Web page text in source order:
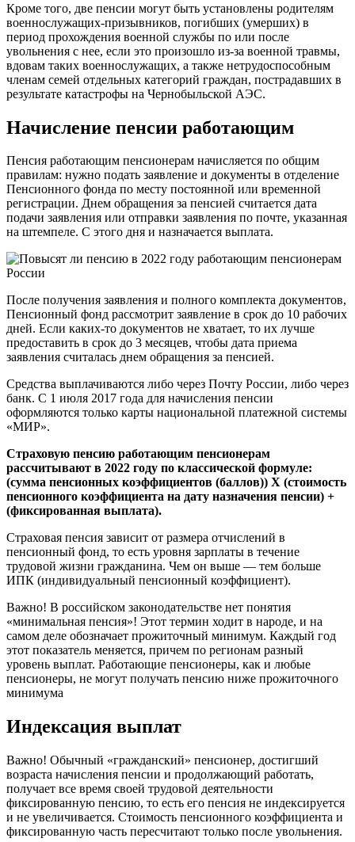
Кроме того, две пенсии могут быть установлены родителям
военнослужащих-призывников, погибших (умерших) в
период прохождения военной службы по или после
увольнения с нее, если это произошло из-за военной травмы,
вдовам таких военнослужащих, а также нетрудоспособным
членам семей отдельных категорий граждан, пострадавших в
результате катастрофы на Чернобыльской АЭС.
Начисление пенсии работающим
Пенсия работающим пенсионерам начисляется по общим
правилам: нужно подать заявление и документы в отделение
Пенсионного фонда по месту постоянной или временной
регистрации. Днем обращения за пенсией считается дата
подачи заявления или отправки заявления по почте, указанная
на штемпеле. С этого дня и назначается выплата.
После получения заявления и полного комплекта документов,
Пенсионный фонд рассмотрит заявление в срок до 10 рабочих
дней. Если каких-то документов не хватает, то их лучше
предоставить в срок до 3 месяцев, чтобы дата приема
заявления считалась днем обращения за пенсией.
Средства выплачиваются либо через Почту России, либо через
банк. С 1 июля 2017 года для начисления пенсии
оформляются только карты национальной платежной системы
«МИР».
Страховую пенсию работающим пенсионерам
рассчитывают в 2022 году по классической формуле:
(сумма пенсионных коэффициентов (баллов)) Х (стоимость
пенсионного коэффициента на дату назначения пенсии) +
(фиксированная выплата).
Страховая пенсия зависит от размера отчислений в
пенсионный фонд, то есть уровня зарплаты в течение
трудовой жизни гражданина. Чем он выше — тем больше
ИПК (индивидуальный пенсионный коэффициент).
Важно! В российском законодательстве нет понятия
«минимальная пенсия»! Этот термин ходит в народе, и на
самом деле обозначает прожиточный минимум. Каждый год
этот показатель меняется, причем по регионам разный
уровень выплат. Работающие пенсионеры, как и любые
пенсионеры, не могут получать пенсию ниже прожиточного
минимума
Индексация выплат
Важно! Обычный «гражданский» пенсионер, достигший
возраста начисления пенсии и продолжающий работать,
получает все время своей трудовой деятельности
фиксированную пенсию, то есть его пенсия не индексируется
и не увеличивается. Стоимость пенсионного коэффициента и
фиксированную часть пересчитают только после увольнения.